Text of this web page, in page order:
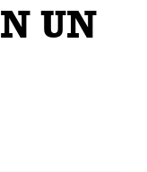
UN